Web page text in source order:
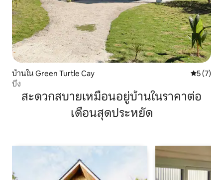
บ้านใน Green Turtle Cay คะแนนเฉ
5 (7)
บึง
สะดวกสบายเหมือนอยู่บ้านในราคาต่อ
เดือนสุดประหยัด